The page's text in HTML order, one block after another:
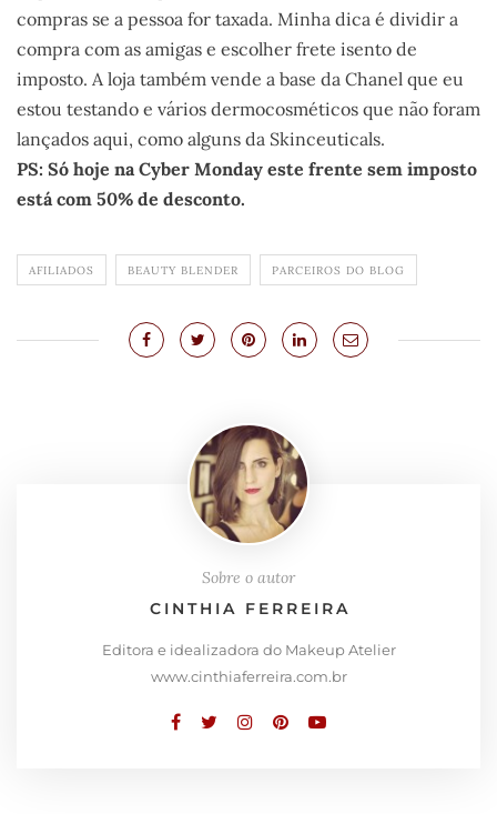
compras se a pessoa for taxada. Minha dica é dividir a
compra com as amigas e escolher frete isento de
imposto. A loja também vende a base da Chanel que eu
estou testando e vários dermocosméticos que não foram
lançados aqui, como alguns da Skinceuticals.
PS: Só hoje na Cyber Monday este frente sem imposto
está com 50% de desconto.
AFILIADOS BEAUTY BLENDER PARCEIROS DO BLOG
Sobre o autor
CINTHIA FERREIRA
Editora e idealizadora do Makeup Atelier
www.cinthiaferreira.com.br